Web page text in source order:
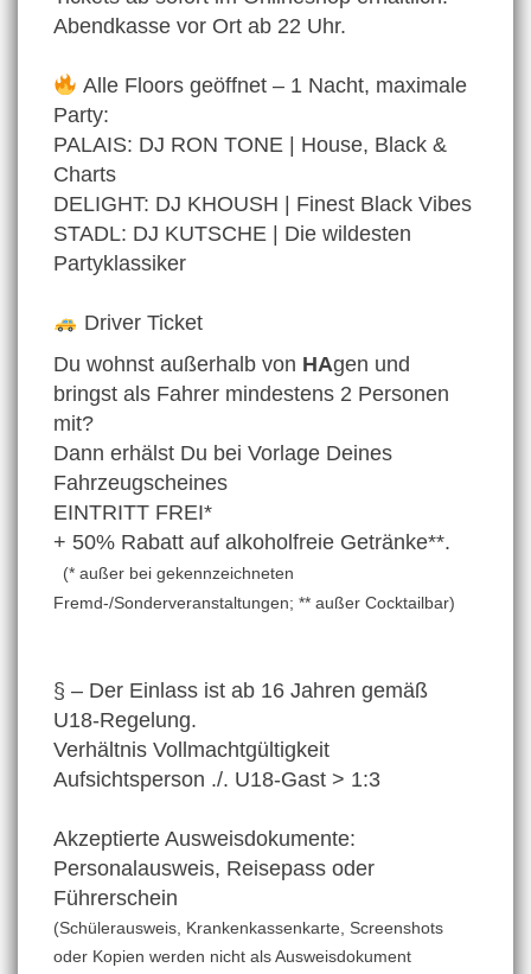
Abendkasse vor Ort ab 22 Uhr.
Alle Floors geöffnet – 1 Nacht, maximale
Party:
PALAIS: DJ RON TONE | House, Black &
Charts
DELIGHT: DJ KHOUSH | Finest Black Vibes
STADL: DJ KUTSCHE | Die wildesten
Partyklassiker
Driver Ticket
Du wohnst außerhalb von HAgen und
bringst als Fahrer mindestens 2 Personen
mit?
Dann erhälst Du bei Vorlage Deines
Fahrzeugscheines
EINTRITT FREI*
+ 50% Rabatt auf alkoholfreie Getränke**.
(* außer bei gekennzeichneten
Fremd-/Sonderveranstaltungen; ** außer Cocktailbar)
§ – Der Einlass ist ab 16 Jahren gemäß
U18-Regelung.
Verhältnis Vollmachtgültigkeit
Aufsichtsperson ./. U18-Gast > 1:3
Akzeptierte Ausweisdokumente:
Personalausweis, Reisepass oder
Führerschein
(Schülerausweis, Krankenkassenkarte, Screenshots
oder Kopien werden nicht als Ausweisdokument